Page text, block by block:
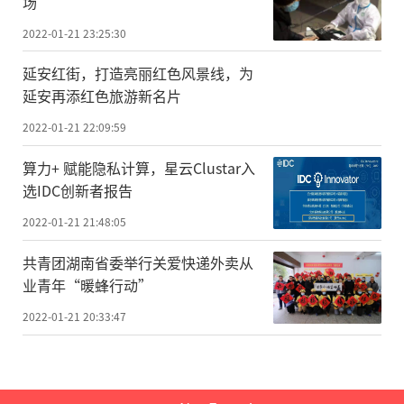
2022-01-21 23:25:30
延安红街，打造亮丽红色风景线，为
延安再添红色旅游新名片
2022-01-21 22:09:59
算力+ 赋能隐私计算，星云Clustar入
选IDC创新者报告
2022-01-21 21:48:05
共青团湖南省委举行关爱快递外卖从
业青年“暖蜂行动”
2022-01-21 20:33:47